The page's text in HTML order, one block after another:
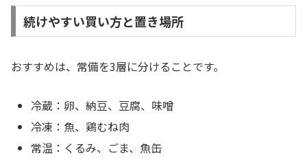
続けやすい買い方と置き場所
おすすめは、常備を3層に分けることです。
冷蔵：卵、納豆、豆腐、味噌
冷凍：魚、鶏むね肉
常温：くるみ、ごま、魚缶